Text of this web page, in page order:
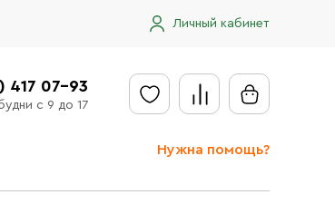
Личный кабинет
417 07-93
с 9 до 17
Нужна помощь?
Отправить заявку